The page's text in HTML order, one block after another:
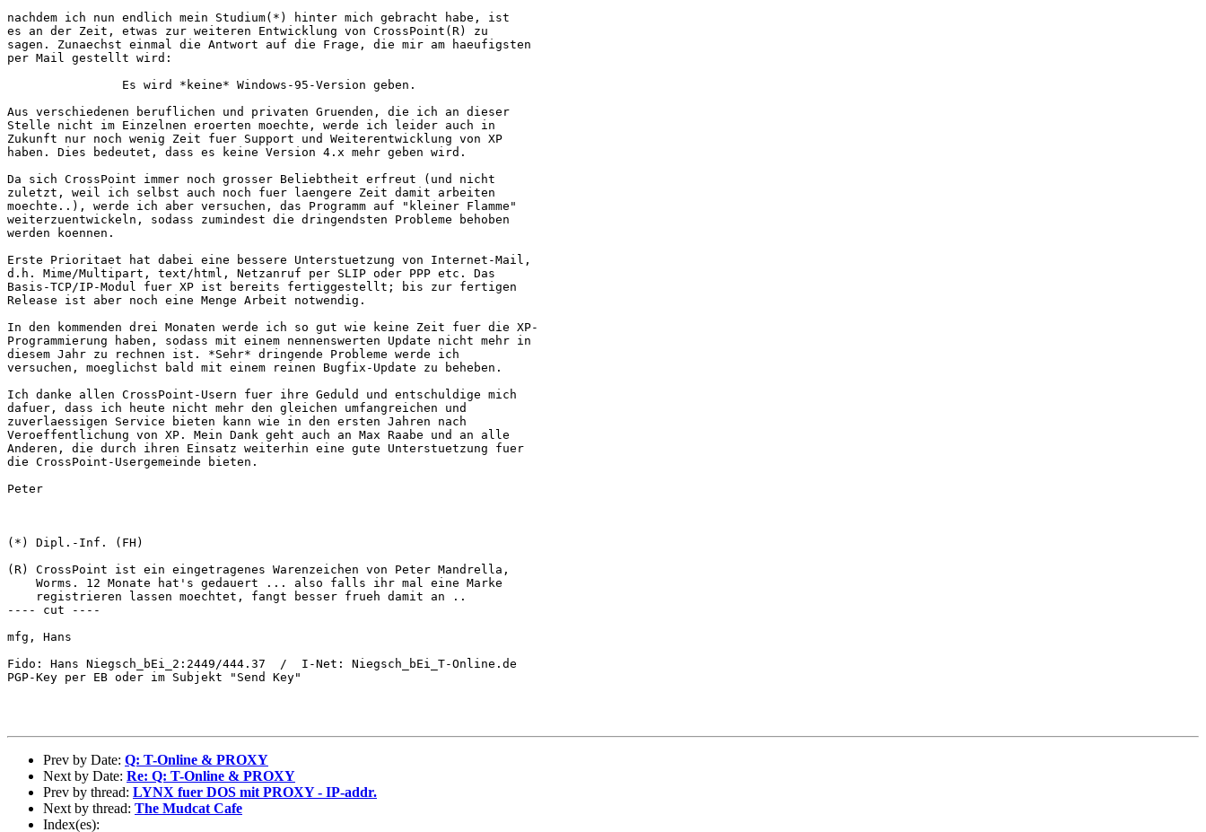
nachdem ich nun endlich mein Studium(*) hinter mich gebracht habe, ist
es an der Zeit, etwas zur weiteren Entwicklung von CrossPoint(R) zu
sagen. Zunaechst einmal die Antwort auf die Frage, die mir am haeufigsten
per Mail gestellt wird:
                Es wird *keine* Windows-95-Version geben.
Aus verschiedenen beruflichen und privaten Gruenden, die ich an dieser
Stelle nicht im Einzelnen eroerten moechte, werde ich leider auch in
Zukunft nur noch wenig Zeit fuer Support und Weiterentwicklung von XP
haben. Dies bedeutet, dass es keine Version 4.x mehr geben wird.
Da sich CrossPoint immer noch grosser Beliebtheit erfreut (und nicht
zuletzt, weil ich selbst auch noch fuer laengere Zeit damit arbeiten
moechte..), werde ich aber versuchen, das Programm auf "kleiner Flamme"
weiterzuentwickeln, sodass zumindest die dringendsten Probleme behoben
werden koennen.
Erste Prioritaet hat dabei eine bessere Unterstuetzung von Internet-Mail,
d.h. Mime/Multipart, text/html, Netzanruf per SLIP oder PPP etc. Das
Basis-TCP/IP-Modul fuer XP ist bereits fertiggestellt; bis zur fertigen
Release ist aber noch eine Menge Arbeit notwendig.
In den kommenden drei Monaten werde ich so gut wie keine Zeit fuer die XP-
Programmierung haben, sodass mit einem nennenswerten Update nicht mehr in
diesem Jahr zu rechnen ist. *Sehr* dringende Probleme werde ich
versuchen, moeglichst bald mit einem reinen Bugfix-Update zu beheben.
Ich danke allen CrossPoint-Usern fuer ihre Geduld und entschuldige mich
dafuer, dass ich heute nicht mehr den gleichen umfangreichen und
zuverlaessigen Service bieten kann wie in den ersten Jahren nach
Veroeffentlichung von XP. Mein Dank geht auch an Max Raabe und an alle
Anderen, die durch ihren Einsatz weiterhin eine gute Unterstuetzung fuer
die CrossPoint-Usergemeinde bieten.
Peter
(*) Dipl.-Inf. (FH)
(R) CrossPoint ist ein eingetragenes Warenzeichen von Peter Mandrella,
    Worms. 12 Monate hat's gedauert ... also falls ihr mal eine Marke
    registrieren lassen moechtet, fangt besser frueh damit an ..
---- cut ----
mfg, Hans
Fido: Hans Niegsch_bEi_2:2449/444.37  /  I-Net: Niegsch_bEi_T-Online.de
PGP-Key per EB oder im Subjekt "Send Key"
Prev by Date: Q: T-Online & PROXY
Next by Date: Re: Q: T-Online & PROXY
Prev by thread: LYNX fuer DOS mit PROXY - IP-addr.
Next by thread: The Mudcat Cafe
Index(es):